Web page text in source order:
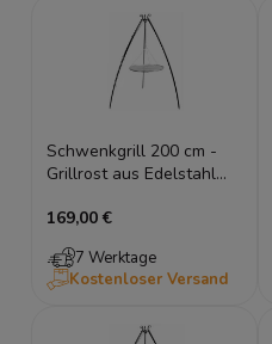
Schwenkgrill 200 cm -
Grillrost aus Edelstahl
169,00 €
7 Werktage
Kostenloser Versand